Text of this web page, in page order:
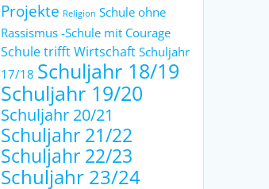
Projekte Religion Schule ohne
Rassismus -Schule mit Courage
Schule trifft Wirtschaft Schuljahr
17/18 Schuljahr 18/19
Schuljahr 19/20
Schuljahr 20/21
Schuljahr 21/22
Schuljahr 22/23
Schuljahr 23/24